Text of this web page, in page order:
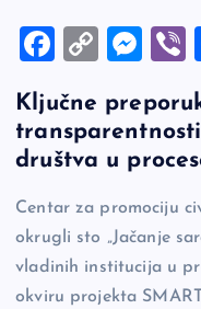
F
c
e
o
o
k
C
p
y
Li
n
k
M
se
n
er
Ključne
društva u
Centar za promociju
okrugli sto „Jačanje
vladinih institucija u
okviru projekta